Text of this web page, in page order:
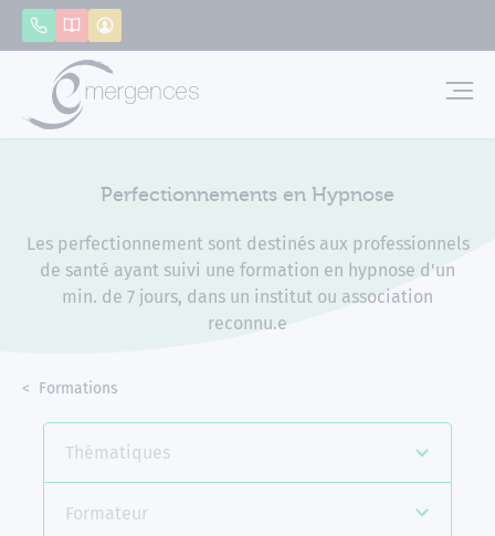
AppelerCatalogue
Perfectionnements en Hypnose
Les perfectionnement sont destinés aux professionnels
de santé ayant suivi une formation en hypnose d'un
min. de 7 jours, dans un institut ou association
reconnu.e
Accueil
Formations
Thématiques
Formateur
Panneau de gestion des cookies